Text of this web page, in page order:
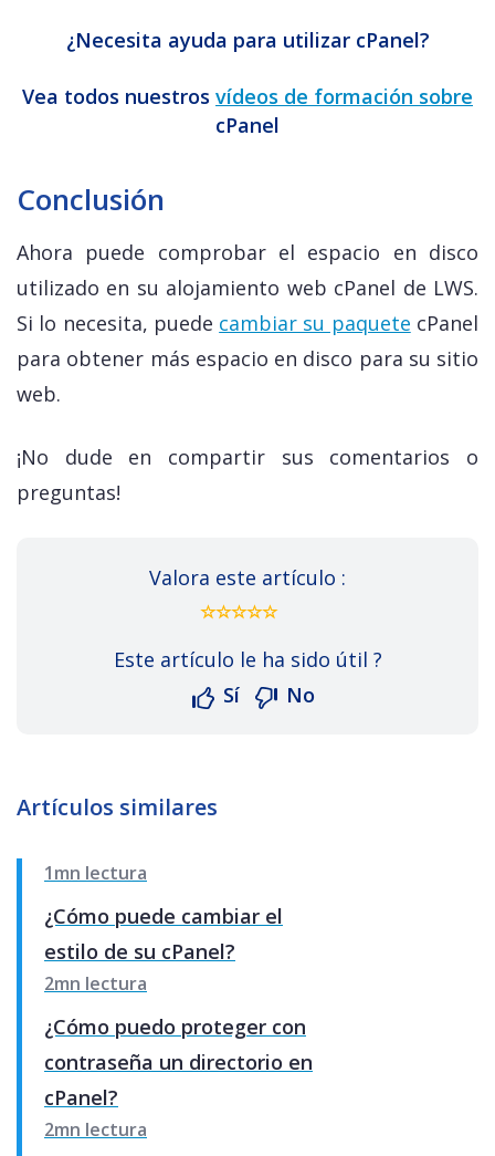
¿Necesita ayuda para utilizar cPanel?
Vea todos nuestros vídeos de formación sobre
cPanel
Conclusión
Ahora puede comprobar el espacio en disco
utilizado en su alojamiento web cPanel de LWS.
Si lo necesita, puede cambiar su paquete cPanel
para obtener más espacio en disco para su sitio
web.
¡No dude en compartir sus comentarios o
preguntas!
Valora este artículo :
Este artículo le ha sido útil ?
Sí
No
Artículos similares
1mn lectura
¿Cómo puede cambiar el
estilo de su cPanel?
2mn lectura
¿Cómo puedo proteger con
contraseña un directorio en
cPanel?
2mn lectura